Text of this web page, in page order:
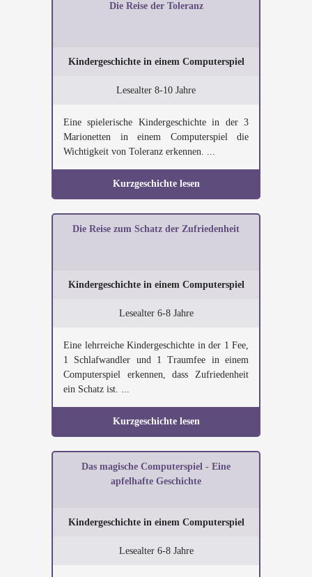
Die Reise der Toleranz
Kindergeschichte in einem Computerspiel
Lesealter 8-10 Jahre
Eine spielerische Kindergeschichte in der 3
Marionetten in einem Computerspiel die
Wichtigkeit von Toleranz erkennen. ...
Kurzgeschichte lesen
Die Reise zum Schatz der Zufriedenheit
Kindergeschichte in einem Computerspiel
Lesealter 6-8 Jahre
Eine lehrreiche Kindergeschichte in der 1 Fee,
1 Schlafwandler und 1 Traumfee in einem
Computerspiel erkennen, dass Zufriedenheit
ein Schatz ist. ...
Kurzgeschichte lesen
Das magische Computerspiel - Eine
apfelhafte Geschichte
Kindergeschichte in einem Computerspiel
Lesealter 6-8 Jahre